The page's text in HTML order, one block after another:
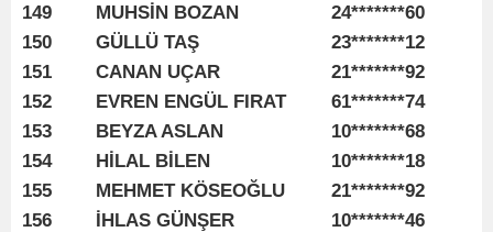
149
MUHSİN BOZAN
24*******60
150
GÜLLÜ TAŞ
23*******12
151
CANAN UÇAR
21*******92
152
EVREN ENGÜL FIRAT
61*******74
153
BEYZA ASLAN
10*******68
154
HİLAL BİLEN
10*******18
155
MEHMET KÖSEOĞLU
21*******92
156
İHLAS GÜNŞER
10*******46